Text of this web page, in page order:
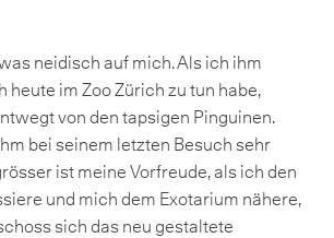
neidisch auf mich. Als ich ihm
heute im Zoo Zürich zu tun habe,
von den tapsigen Pinguinen.
bei seinem letzten Besuch sehr
ist meine Vorfreude, als ich den
und mich dem Exotarium nähere,
sich das neu gestaltete